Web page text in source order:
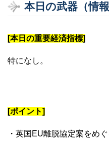
本日の武器（情
[本日の重要経済指標]
特になし。
[ポイント]
・英国EU離脱協定案をめ